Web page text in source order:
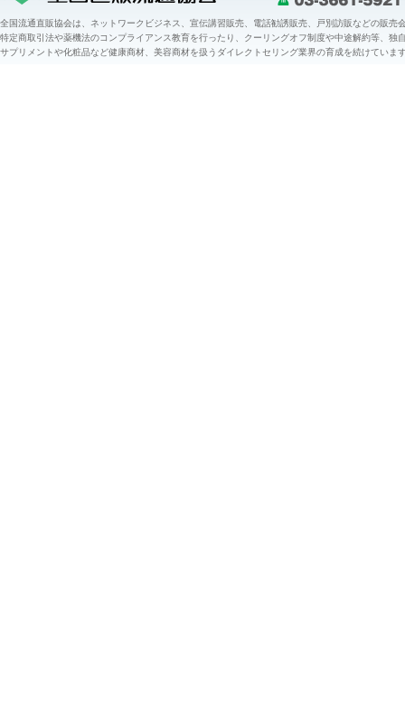
全国流通直販協会は、ネットワークビジネス、宣伝講習販売、電話勧誘販売、戸別訪販などの販売
特定商取引法や薬機法のコンプライアンス教育を行ったり、クーリングオフ制度や中途解約等、
サプリメントや化粧品など健康商材、美容商材を扱うダイレクトセリング業界の育成を続けていま